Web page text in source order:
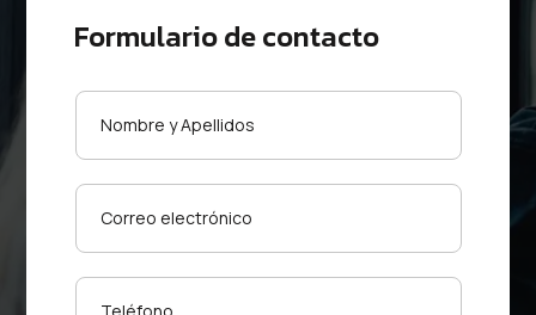
Formulario de contacto